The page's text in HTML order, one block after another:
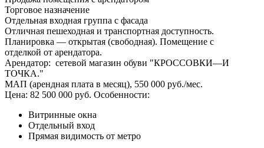
Торговое назначение
Отдельная входная группа с фасада
Отличная пешеходная и транспортная доступность.
Планировка — открытая (свободная). Помещение с
отделкой от арендатора.
Арендатор: сетевой магазин обуви "КРОССОВКИ—И
ТОЧКА."
МАП (арендная плата в месяц), 550 000 руб./мес.
Цена: 82 500 000 руб. Особенности:
Витринные окна
Отдельный вход
Прямая видимость от метро